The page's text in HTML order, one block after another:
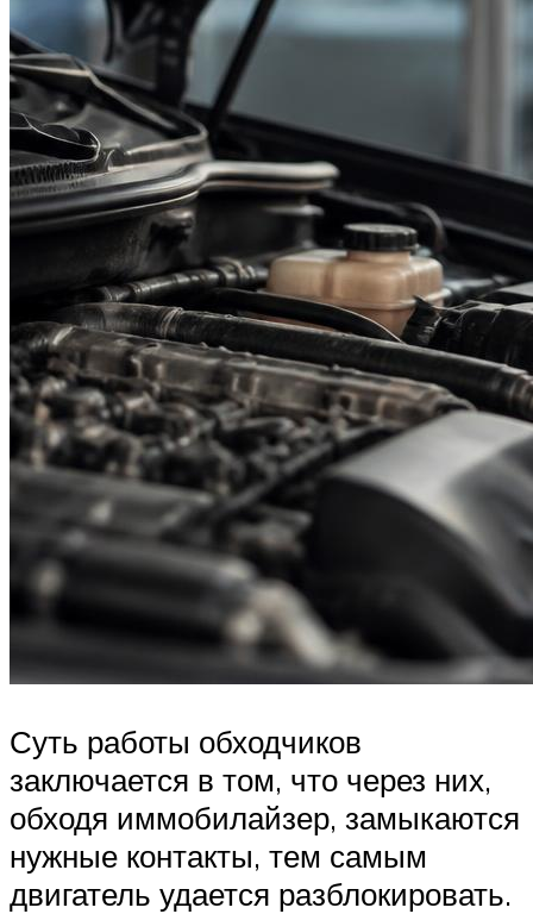
Суть работы обходчиков
заключается в том, что через них,
обходя иммобилайзер, замыкаются
нужные контакты, тем самым
двигатель удается разблокировать.